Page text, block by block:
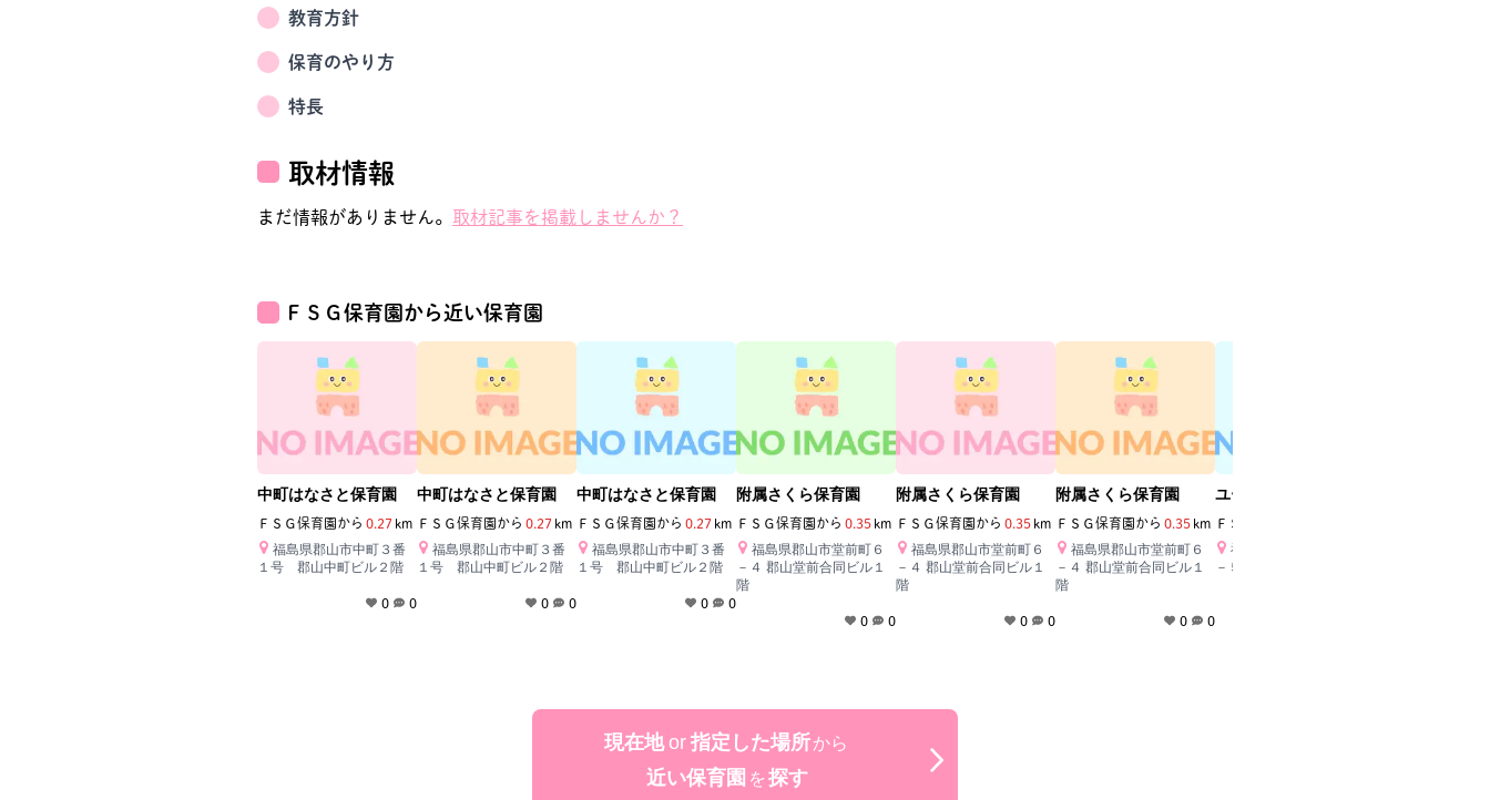
教育方針
保育のやり方
特長
取材情報
まだ情報がありません。 取材記事を掲載しませんか？
ＦＳＧ保育園から近い保育園
中町はなさと保育園
ＦＳＧ保育園から 0.27 km
福島県郡山市中町３番
１号 郡山中町ビル２階
0 0
中町はなさと保育園
ＦＳＧ保育園から 0.27 km
福島県郡山市中町３番
１号 郡山中町ビル２階
0 0
中町はなさと保育園
ＦＳＧ保育園から 0.27 km
福島県郡山市中町３番
１号 郡山中町ビル２階
0 0
附属さくら保育園
ＦＳＧ保育園から 0.35 km
福島県郡山市堂前町６
－４ 郡山堂前合同ビル１
階
0 0
附属さくら保育園
ＦＳＧ保育園から 0.35 km
福島県郡山市堂前町６
－４ 郡山堂前合同ビル１
階
0 0
附属さくら保育園
ＦＳＧ保育園から 0.35 km
福島県郡山市堂前町６
－４ 郡山堂前合同ビル１
階
0 0
ユーパロ中町保育園
ＦＳＧ保育園
福島県郡山市中町１１
－５ やまのいビル３Ｆ
現在地 or 指定した場所から
近い保育園 を 探す